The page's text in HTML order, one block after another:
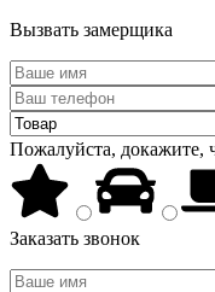
Вызвать замерщика
Пожалуйста, докажите,
Заказать звонок